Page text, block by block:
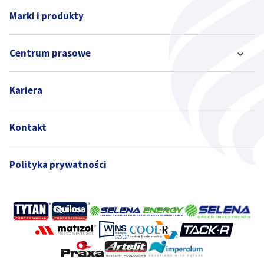
Marki i produkty
Centrum prasowe
Kariera
Kontakt
Polityka prywatności